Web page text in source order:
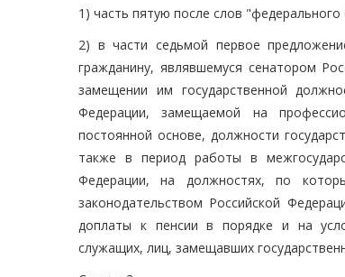
1) часть пятую после слов
2) в части седьмой первое
гражданину, являвшемуся сенатором
замещении им государственной
Федерации, замещаемой на
постоянной основе, должности
также в период работы в
Федерации, на должностях, по
законодательством Российской
доплаты к пенсии в порядке и на
служащих, лиц, замещавших